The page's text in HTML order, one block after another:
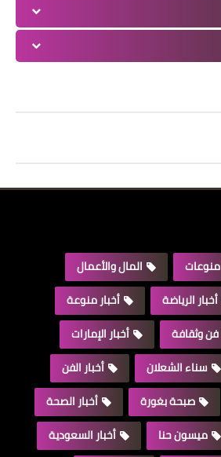
منوعات
المال والأعمال
أخبار الرياضة
أخبار منوعة
فن وثقافة
أخبار الإمارات
سناء الشعلان
أخبار الفن
صبحة بغورة
أخبار الصحة
ميسون حنا
أخبار السعودية